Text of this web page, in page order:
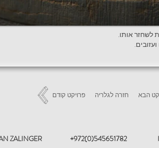
לשחזר אותו
פרויקט קודם חזרה לגלריה הבא
ZALINGER +972(0)545651782